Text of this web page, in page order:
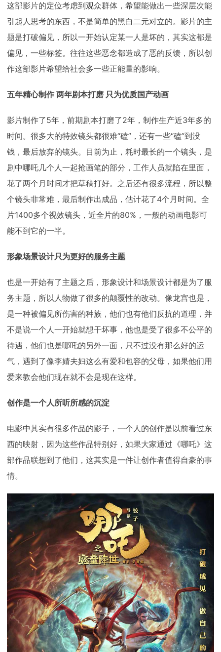
这部影片的定位考虑到观众群体，希望能做出一些深层次能
引起人思考的东西，不是简单的黑白二元对立的。影片的主
题是打破偏见，所以一开始认定某一人是坏的，其实这都是
偏见，一些标签。往往这些恶念都造成了恶的反馈，所以创
作这部影片希望给社会多一些正能量的影响。
五年精心制作 两年剧本打磨 只为优质国产动画
影片制作了5年，前期剧本打磨了2年，制作生产近3年多的
时间。很多大的特效镜头都很难“磕”，还有一些“磕”到没
钱，最后放弃的镜头。目前为止，耗时最长的一个镜头，是
剧中哪吒几个人一起抢画笔的部分，工作人员就陷在里面，
花了两个月时间才把草稿打好。之后还有很多流程，所以整
个镜头非常难，最后制作出成品，估计花了4个月时间。全
片1400多个视效镜头，近全片的80%，一般的动画电影可
能不到它的一半。
形象场景设计只为更好的服务主题
也是一开始有了主题之后，形象设计和场景设计都是为了服
务主题，所以人物做了很多的颠覆性的改动。像龙宫也是，
是一种被偏见所伤害的种族，他们也有他们反抗的道理，并
不是说一个人一开始就想干坏事，他也是受了很多不公平的
待遇，他们也是哪吒的另外一面，只不过没有那么好的运
气，遇到了像李婧夫妇这么有爱和包容的父母，如果他们用
爱来教会他们现在就不会是现在这样。
创作是一个人所听所感的沉淀
电影中其实有很多作品的影子，一个人的创作是以前看过东
西的映射，因为这些作品特别好，如果大家通过《哪吒》这
部作品联想到了他们，这其实是一件让创作者值得自豪的事
情。